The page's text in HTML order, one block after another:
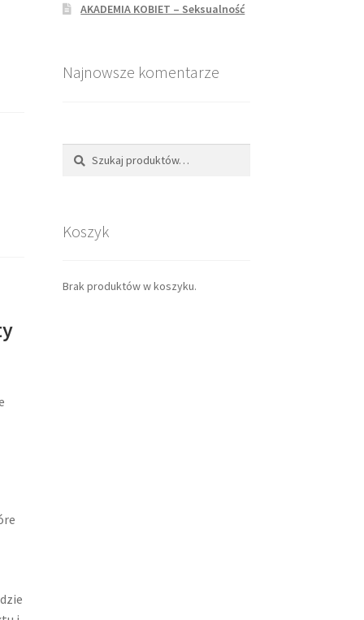
AKADEMIA KOBIET – Seksualność
Najnowsze komentarze
Szukaj
Koszyk
Brak produktów w koszyku.